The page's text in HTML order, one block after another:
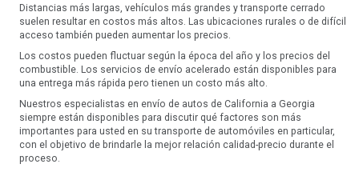
Distancias más largas, vehículos más grandes y transporte cerrado
suelen resultar en costos más altos. Las ubicaciones rurales o de difícil
acceso también pueden aumentar los precios.
Los costos pueden fluctuar según la época del año y los precios del
combustible. Los servicios de envío acelerado están disponibles para
una entrega más rápida pero tienen un costo más alto.
Nuestros especialistas en envío de autos de California a Georgia
siempre están disponibles para discutir qué factores son más
importantes para usted en su transporte de automóviles en particular,
con el objetivo de brindarle la mejor relación calidad-precio durante el
proceso.